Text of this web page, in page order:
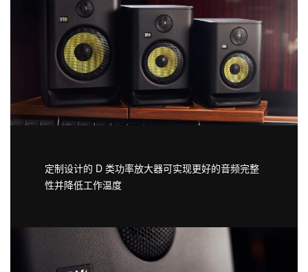
定制设计的 D 类功率放大器可实现更好的音频完整
性并降低工作温度